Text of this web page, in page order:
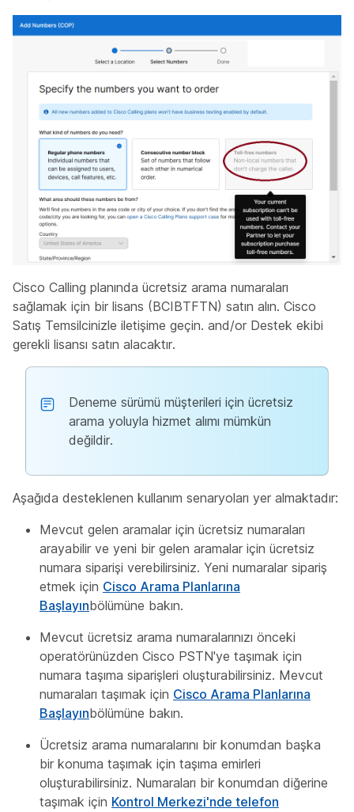
Cisco Calling planında ücretsiz arama numaraları
sağlamak için bir lisans (BCIBTFTN) satın alın. Cisco
Satış Temsilcinizle iletişime geçin. and/or Destek ekibi
gerekli lisansı satın alacaktır.
Deneme sürümü müşterileri için ücretsiz
arama yoluyla hizmet alımı mümkün
değildir.
Aşağıda desteklenen kullanım senaryoları yer almaktadır:
Mevcut gelen aramalar için ücretsiz numaraları
arayabilir ve yeni bir gelen aramalar için ücretsiz
numara siparişi verebilirsiniz. Yeni numaralar sipariş
etmek için Cisco Arama Planlarına
Başlayınbölümüne bakın.
Mevcut ücretsiz arama numaralarınızı önceki
operatörünüzden Cisco PSTN'ye taşımak için
numara taşıma siparişleri oluşturabilirsiniz. Mevcut
numaraları taşımak için Cisco Arama Planlarına
Başlayınbölümüne bakın.
Ücretsiz arama numaralarını bir konumdan başka
bir konuma taşımak için taşıma emirleri
oluşturabilirsiniz. Numaraları bir konumdan diğerine
taşımak için Kontrol Merkezi'nde telefon